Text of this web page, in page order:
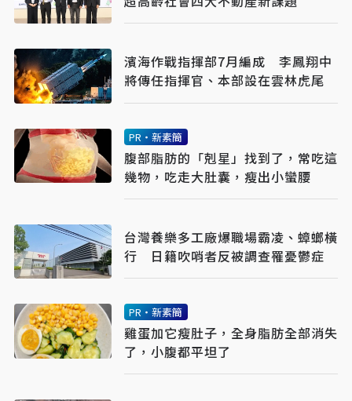
濱海作戰指揮部7月編成 李鳳翔中
將傳任指揮官、本部設在雲林虎尾
PR・新素簡
腹部脂肪的「剋星」找到了，常吃這
幾物，吃走大肚囊，瘦出小蠻腰
台灣養樂多工廠爆職場霸凌、蟑螂橫
行 日籍吹哨者反被調查罹憂鬱症
PR・新素簡
雞蛋加它瘦肚子，全身脂肪全部消失
了，小腹都平坦了